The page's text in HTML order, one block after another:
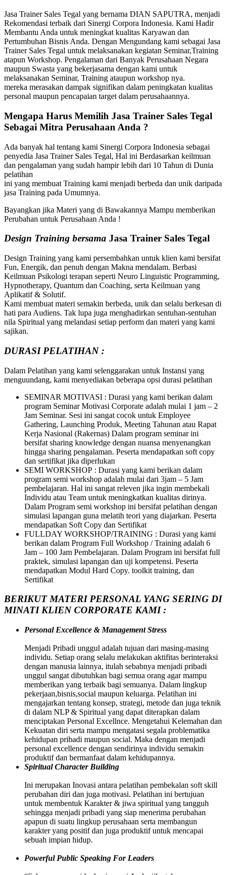
Jasa Trainer Sales Tegal yang bernama DIAN SAPUTRA, menjadi
Rekomendasi terbaik dari Sinergi Corpora Indonesia. Kami Hadir
Membantu Anda untuk meningkat kualitas Karyawan dan
Pertumbuhan Bisnis Anda. Dengan Mengundang kami sebagai Jasa
Trainer Sales Tegal untuk melaksanakan kegiatan Seminar,Training
atapun Workshop. Pengalaman dari Banyak Perusahaan Negara
maupun Swasta yang bekerjasama dengan kami untuk
melaksanakan Seminar, Training ataupun workshop nya.
mereka merasakan dampak signifikan dalam peningkatan kualitas
personal maupun pencapaian target dalam perusahaannya.
Mengapa Harus Memilih Jasa Trainer Sales Tegal
Sebagai Mitra Perusahaan Anda ?
Ada banyak hal tentang kami Sinergi Corpora Indonesia sebagai
penyedia Jasa Trainer Sales Tegal, Hal ini Berdasarkan keilmuan
dan pengalaman yang sudah hampir lebih dari 10 Tahun di Dunia
pelatihan
ini yang membuat Training kami menjadi berbeda dan unik daripada
jasa Training pada Umumnya.
Bayangkan jika Materi yang di Bawakannya Mampu memberikan
Perubahan untuk Perusahaan Anda !
Design Training bersama Jasa Trainer Sales Tegal
Design Training yang kami persembahkan untuk klien kami bersifat
Fun, Energik, dan penuh dengan Makna mendalam. Berbasi
Keilmuan Psikologi terapan seperti Neuro Linguistic Programming,
Hypnotherapy, Quantum dan Coaching, serta Keilmuan yang
Aplikatif & Solutif.
Kami membuat materi semakin berbeda, unik dan selalu berkesan di
hati para Audiens. Tak lupa juga menghadirkan sentuhan-sentuhan
nila Spiritual yang melandasi setiap perform dan materi yang kami
sajikan.
DURASI PELATIHAN :
Dalam Pelatihan yang kami selenggarakan untuk Instansi yang
menguundang, kami menyediakan beberapa opsi durasi pelatihan
SEMINAR MOTIVASI : Durasi yang kami berikan dalam
program Seminar Motivasi Corporate adalah mulai 1 jam – 2
Jam Seminar. Sesi ini sangat cocok untuk Employee
Gathering, Launching Produk, Meeting Tahunan atau Rapat
Kerja Nasional (Rakernas) Dalam program seminar ini
bersifat sharing knowledge dengan nuansa menyenangkan
hingga sharing pengalaman. Peserta mendapatkan soft copy
dan sertifikat jika diperlukan
SEMI WORKSHOP : Durasi yang kami berikan dalam
program semi workshop adalah mulai dari 3jam – 5 Jam
pembelajaran. Hal ini sangat releven jika ingin membekali
Individu atau Team untuk meningkatkan kualitas dirinya.
Dalam Program semi workshop ini bersifat pelatihan dengan
simulasi lapangan guna melatih teori yang diajarkan. Peserta
mendapatkan Soft Copy dan Sertifikat
FULLDAY WORKSHOP/TRAINING : Durasi yang kami
berikan dalam Program Full Workshop / Training adalah 6
Jam – 100 Jam Pembelajaran. Dalam Program ini bersifat full
praktek, simulasi lapangan dan uji kompetensi. Peserta
mendapatkan Modul Hard Copy. toolkit training, dan
Sertifikat
BERIKUT MATERI PERSONAL YANG SERING DI
MINATI KLIEN CORPORATE KAMI :
Personal Excellence & Management Stress
Menjadi Pribadi unggul adalah tujuan dari masing-masing
individu. Setiap orang selalu melakukan aktifitas berinteraksi
dengan manusia lainnya, itulah sebabnya menjadi pribadi
unggul sangat dibutuhkan bagi semua orang agar mampu
memberikan yang terbaik bagi semuanya. Dalam lingkup
pekerjaan,bisnis,social maupun keluarga. Pelatihan ini
mengajarkan tentang konsep, strategi, metode dan juga teknik
di dalam NLP & Spiritual yang dapat diterapkan dalam
menciptakan Personal Excellnce. Mengetahui Kelemahan dan
Kekuatan diri serta mampu mengatasi segala problematika
kehidupan pribadi maupun social. Maka dengan menjadi
personal excellence dengan sendirinya individu semakin
produktif dan bermanfaat dalam kehidupannya.
Spiritual Character Building
Ini merupakan Inovasi antara pelatihan pembekalan soft skill
perubahan diri dan juga motivasi. Pelatihan ini bertujuan
untuk membentuk Karakter & jiwa spiritual yang tangguh
sehingga menjadi pribadi yang siap menerima perubahan
apapun di suatu lingkup perusahaan serta membangun
karakter yang positif dan juga produktif untuk mencapai
sebuah impian hidup.
Powerful Public Speaking For Leaders